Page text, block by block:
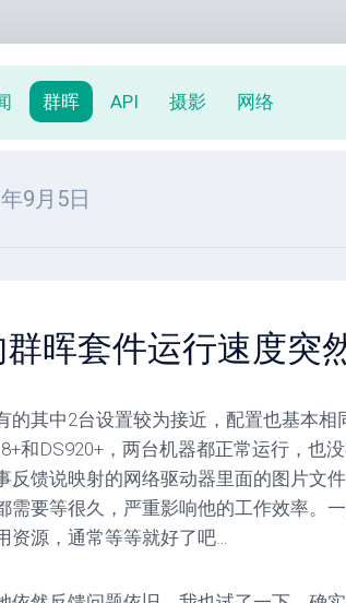
群晖 API 摄影 网络
9月5日
晖套件运行速度突
的其中2台设置较为接近，配置也基本相
和DS920+，两台机器都正常运行，也
反馈说映射的网络驱动器里面的图片文
需要等很久，严重影响他的工作效率。
资源，通常等等就好了吧…